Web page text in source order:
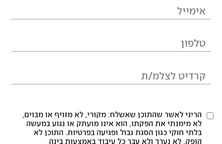
הריני לאשר שהתוכן שאשלח: מקורי, לא מזויף או מבוים,
לא מימנתי את הפקתו, הוא אינו מועתק או נגוע במעשה
בלתי חוקי כגון הסגת גבול ופגיעה בפרטיות. התוכן לא
הופק, לא נערך ולא עבר כל עיבוד באמצעות בינה